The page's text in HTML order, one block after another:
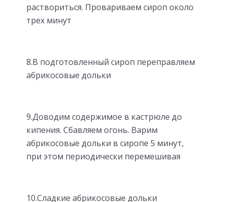
раствориться. Провариваем сироп около
трех минут
8.В подготовленный сироп переправляем
абрикосовые дольки
9.Доводим содержимое в кастрюле до
кипения. Сбавляем огонь. Варим
абрикосовые дольки в сиропе 5 минут,
при этом периодически перемешивая
10.Сладкие абрикосовые дольки